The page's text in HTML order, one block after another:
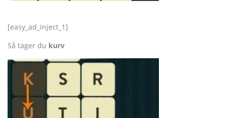
[easy_ad_inject_1]
Så tager du kurv